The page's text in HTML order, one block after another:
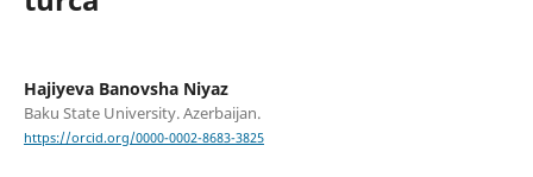
Hajiyeva Banovsha Niyaz
Baku State University. Azerbaijan.
https://orcid.org/0000-0002-8683-3825